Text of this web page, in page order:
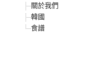
關於我們
韓國
食譜